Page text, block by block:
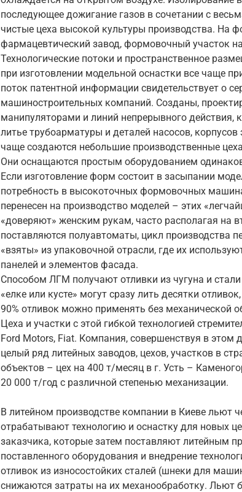
последующее дожигание газов в сочетании с
чистые цеха высокой культуры производства. На
фармацевтический завод, формовочный участок
Технологические потоки и пространственное
при изготовлении модельной оснастки все чаще
поток патентной информации свидетельствует о
машиностроительных компаний. Созданы,
манипуляторами и линий непрерывного действия,
литье трубоарматуры и деталей насосов,
чаще создаются небольшие производственные
Они оснащаются простым оборудованием
Если изготовление форм состоит в засыпании
потребность в высокоточных формовочных
перенесен на производство моделей – этих
«доверяют» женским рукам, часто располагая на
поставляются полуавтоматы, цикл производства
«взяты» из упаковочной отрасли, где их
панелей и элементов фасада.
Способом ЛГМ получают отливки из чугуна и
«елке или кусте» могут сразу лить десятки
90% отливок можно применять без механической
Цеха и участки с этой гибкой технологией
Ford Motors, Fiat. Компания, совершенствуя в этом
целый ряд литейных заводов, цехов, участков в
объектов – цех на 400 т/месяц в г. Усть –
20 000 т/год с различной степенью механизации.
В литейном производстве компании в Киеве льют
отрабатывают технологию и оснастку для новых
заказчика, которые затем поставляют литейным
поставленного оборудования и внедрение
отливок из износостойких сталей (шнеки для
снижаются затраты на их механообработку. Льют